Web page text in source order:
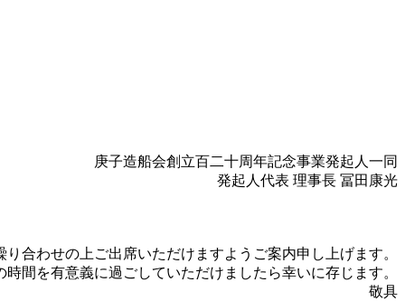
庚子造船会創立百二十周年記念事業発起人一同
発起人代表 理事長 冨田康光
合わせの上ご出席いただけますようご案内申し上げます。
間を有意義に過ごしていただけましたら幸いに存じます。
敬具